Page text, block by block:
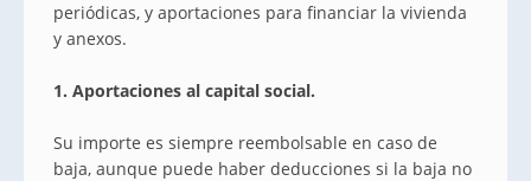
periódicas, y aportaciones para financiar la vivienda
y anexos.
1. Aportaciones al capital social.
Su importe es siempre reembolsable en caso de
baja, aunque puede haber deducciones si la baja no